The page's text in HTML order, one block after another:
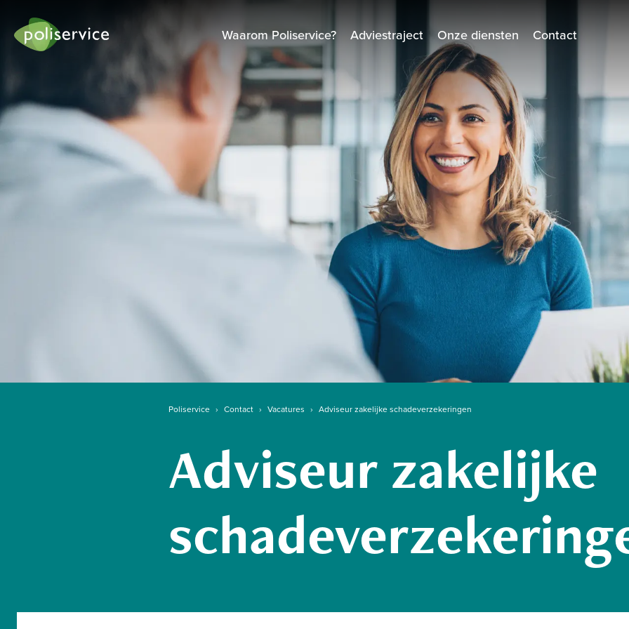
Waarom Poliservice? Adviestraject Onze diensten Contact
Poliservice › Contact › Vacatures › Adviseur zakelijke schadeverzekeringen
Adviseur zakelijke